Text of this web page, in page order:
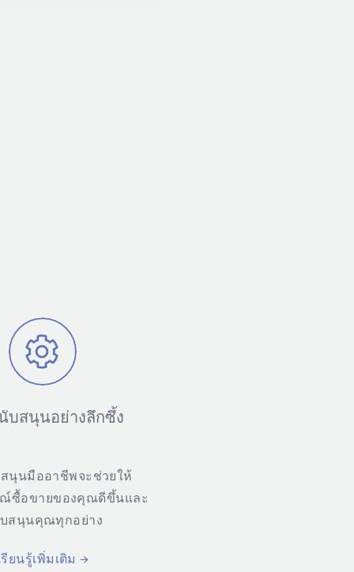
บสนุนอย่างลึกซึ้ง
นุนมืออาชีพจะช่วยให้
ณ์ซื้อขายของคุณดีขึ้นและ
สนุนคุณทุกอย่าง
รียนรู้เพิ่มเติม